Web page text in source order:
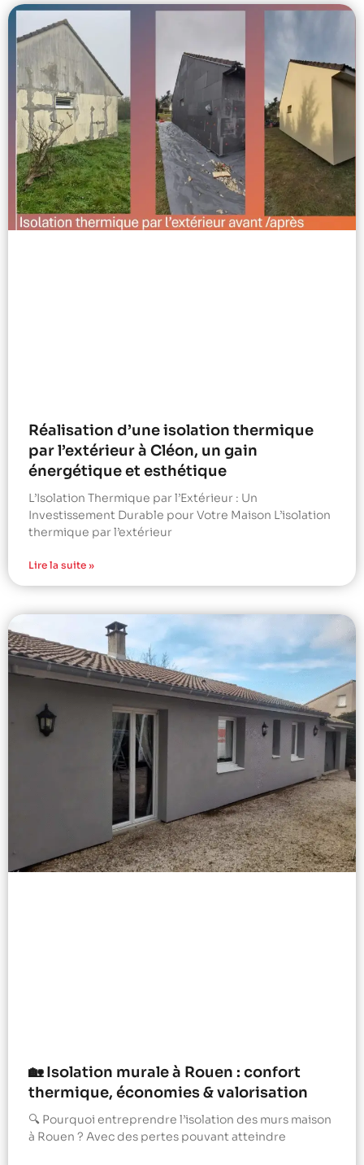
Réalisation d’une isolation thermique
par l’extérieur à Cléon, un gain
énergétique et esthétique
L’Isolation Thermique par l’Extérieur : Un
Investissement Durable pour Votre Maison L’isolation
thermique par l’extérieur
Lire la suite »
🏡 Isolation murale à Rouen : confort
thermique, économies & valorisation
🔍 Pourquoi entreprendre l’isolation des murs maison
à Rouen ? Avec des pertes pouvant atteindre